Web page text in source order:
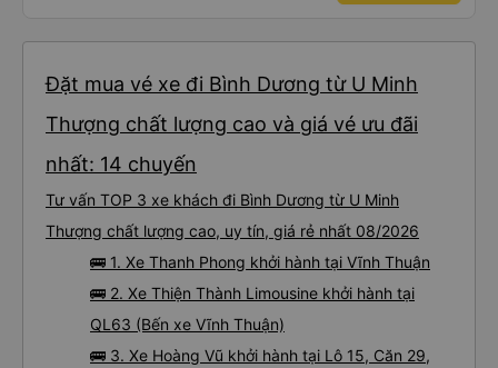
Đặt mua vé xe đi Bình Dương từ U Minh
Thượng chất lượng cao và giá vé ưu đãi
nhất: 14 chuyến
Tư vấn TOP 3 xe khách đi Bình Dương từ U Minh
Thượng chất lượng cao, uy tín, giá rẻ nhất 08/2026
🚌 1. Xe Thanh Phong khởi hành tại Vĩnh Thuận
🚌 2. Xe Thiện Thành Limousine khởi hành tại
QL63 (Bến xe Vĩnh Thuận)
🚌 3. Xe Hoàng Vũ khởi hành tại Lô 15, Căn 29,